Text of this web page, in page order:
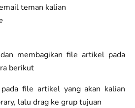
teman kalian
membagikan file artikel pada
berikut
file artikel yang akan kalian
lalu drag ke grup tujuan